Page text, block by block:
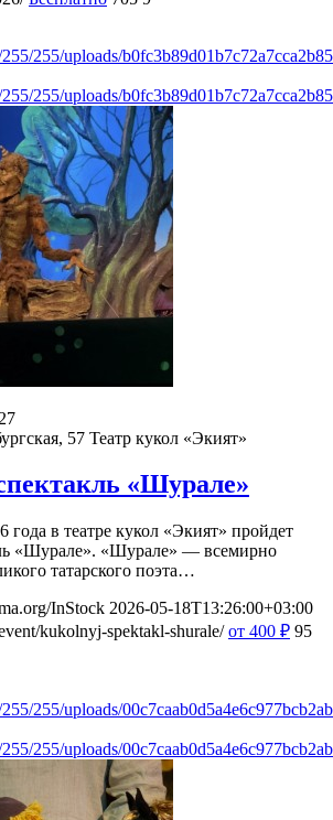
255/uploads/
255/uploads/
57 Театр кукол «Экият»
«Шурале»
года в театре кукол «Экият» пройдет
«Шурале». «Шурале» — всемирно
татарского поэта…
InStock 2026-05-18T13:26:00+03:00
kukolnyj-spektakl-shurale/ от 400 ₽ 95
255/uploads/
255/uploads/